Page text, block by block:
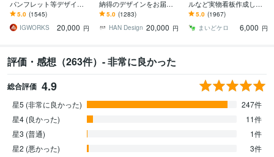
パンフレット等デザイン
します 名刺、ショップカ
ード、DMなど印刷物なら
何でも対応可能です
5.0 (1545)
IGWORKS
20,000 円
納得のデザインをお届け
します その他、パンフ・
ポスター・メニュー・名
刺・看板 etc.
5.0 (1283)
HAN Design 20,000 円
ルなど実物看板作成しま
す 1800件実績｜窓シール
等の看板制作｜持込デー
タOK
5.0 (1967)
まいどケロ
6,000 円
評価・感想（263件）- 非常に良かった
総合評価 4.9
星5 (非常に良かった)
247件
星4 (良かった)
11件
星3 (普通)
1件
星2 (悪かった)
3件